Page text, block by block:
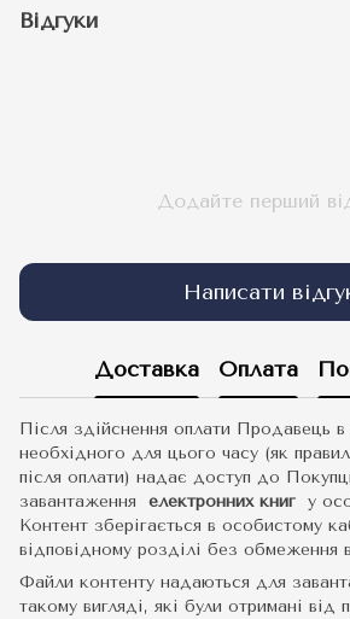
Відгуки
Додайте перший
Написати
Доставка Оплата
Після здійснення оплати Продавець
необхідного для цього часу (як
після оплати) надає доступ до
завантаження електронних книг у
Контент зберігається в особистому
відповідному розділі без обмеження
Файли контенту надаються для
такому вигляді, які були отримані від